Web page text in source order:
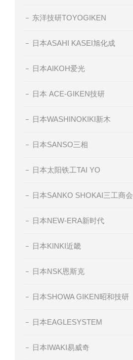
东洋技研TOYOGIKEN
日本ASAHI KASEI旭化成
日本AIKOH爱光
日本 ACE-GIKEN技研
日本WASHINOKIKI新木
日本SANSO三相
日本太阳铁工TAI YO
日本SANKO SHOKAI三工商会
日本NEW-ERA新时代
日本KINKI近畿
日本NSK恩斯克
日本SHOWA GIKEN昭和技研
日本EAGLESYSTEM
日本IWAKI易威奇